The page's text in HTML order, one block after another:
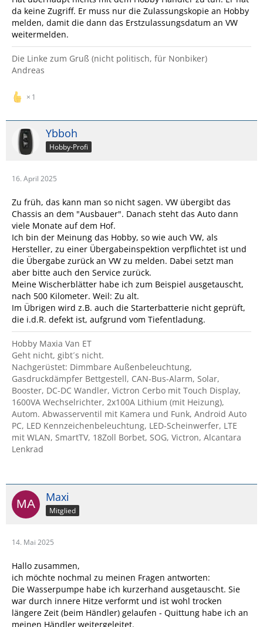
da keine Zugriff. Er muss nur die Zulassungskopie an Hobby
melden, damit die dann das Erstzulassungsdatum an VW
weitermelden.
Die Linke zum Gruß (nicht politisch, für Nonbiker)
Andreas
1
Ybboh
Hobby-Profi
16. April 2025
Zu früh, das kann man so nicht sagen. VW übergibt das
Chassis an dem "Ausbauer". Danach steht das Auto dann
viele Monate auf dem Hof.
Ich bin der Meinung das Hobby, so wie auch VW, als
Hersteller, zu einer Übergabeinspektion verpflichtet ist und
die Übergabe zurück an VW zu melden. Dabei setzt man
aber bitte auch den Service zurück.
Meine Wischerblätter habe ich zum Beispiel ausgetauscht,
nach 500 Kilometer. Weil: Zu alt.
Im Übrigen wird z.B. auch die Starterbatterie nicht geprüft,
die i.d.R. defekt ist, aufgrund vom Tiefentladung.
Hobby Maxia Van ET
Geht nicht, gibt´s nicht.
Nachgerüstet: Dimmbare Außenbeleuchtung,
Gasdruckdämpfer Bettgestell, CAN-Bus-Alarm, Solar,
Booster, DC-DC Wandler, Victron Cerbo mit Touch Display,
1600VA Wechselrichter, 2x100A Lithium (mit Heizung),
Autom. Abwasserventil mit Kamera und Funk, Android Auto
PC, LED Kennzeichenbeleuchtung, LED-Scheinwerfer, LTE
mit WLAN, SmartTV, 18Zoll Borbet, SOG, Victron, Alcantara
Lenkrad
Maxi
Mitglied
14. Mai 2025
Hallo zusammen,
ich möchte nochmal zu meinen Fragen antworten:
Die Wasserpumpe habe ich kurzerhand ausgetauscht. Sie
war durch innere Hitze verformt und ist wohl trocken
längere Zeit (beim Händler) gelaufen - Quittung habe ich an
meinen Händler weitergeleitet.